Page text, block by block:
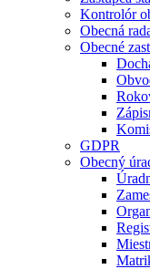
Kontrolór
Obecná
Obecné
GDPR
Obecný